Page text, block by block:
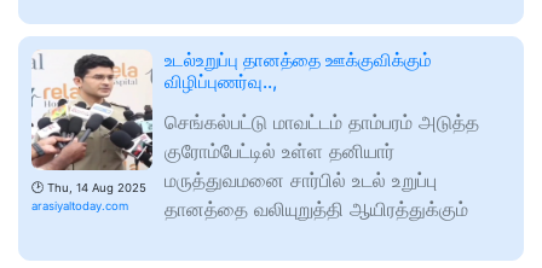
🕑 Thu, 14 Aug 2025
arasiyaltoday.com
உடல்உறுப்பு தானத்தை ஊக்குவிக்கும்
விழிப்புணர்வு..,
செங்கல்பட்டு மாவட்டம் தாம்பரம் அடுத்த
குரோம்பேட்டில் உள்ள தனியார்
மருத்துவமனை சார்பில் உடல் உறுப்பு
தானத்தை வலியுறுத்தி ஆயிரத்துக்கும்